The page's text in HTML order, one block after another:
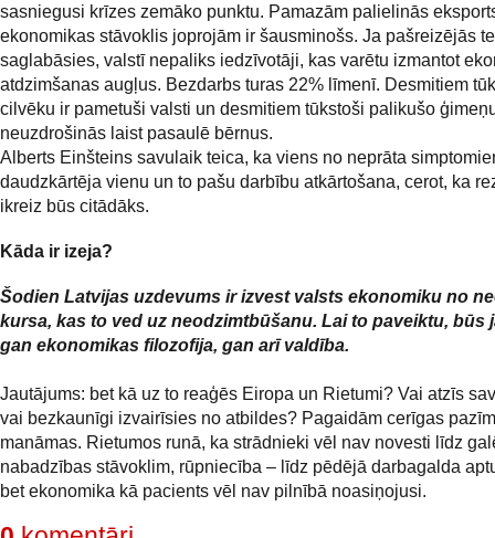
sasniegusi krīzes zemāko punktu. Pamazām palielinās
ekonomikas stāvoklis joprojām ir šausminošs. Ja pašreizējās
saglabāsies, valstī nepaliks iedzīvotāji, kas varētu izmantot
atdzimšanas augļus. Bezdarbs turas 22% līmenī. Desmitiem
cilvēku ir pametuši valsti un desmitiem tūkstoši palikušo
neuzdrošinās laist pasaulē bērnus.
Alberts Einšteins savulaik teica, ka viens no neprāta
daudzkārtēja vienu un to pašu darbību atkārtošana, cerot, ka
ikreiz būs citādāks.
Kāda ir izeja?
Šodien Latvijas uzdevums ir izvest valsts ekonomiku no
kursa, kas to ved uz neodzimtbūšanu. Lai to paveiktu, būs
gan ekonomikas filozofija, gan arī valdība.
Jautājums: bet kā uz to reaģēs Eiropa un Rietumi? Vai atzīs
vai bezkaunīgi izvairīsies no atbildes? Pagaidām cerīgas
manāmas. Rietumos runā, ka strādnieki vēl nav novesti līdz
nabadzības stāvoklim, rūpniecība – līdz pēdējā darbagalda
bet ekonomika kā pacients vēl nav pilnībā noasiņojusi.